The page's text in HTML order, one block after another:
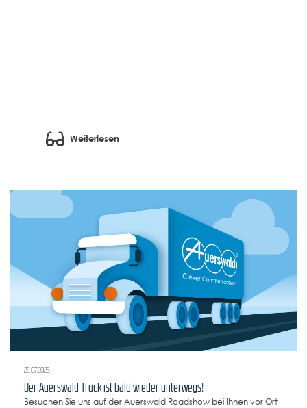
Weiterlesen
22.07.2026
Der Auerswald Truck ist bald wieder unterwegs!
Besuchen Sie uns auf der Auerswald Roadshow bei Ihnen vor Ort